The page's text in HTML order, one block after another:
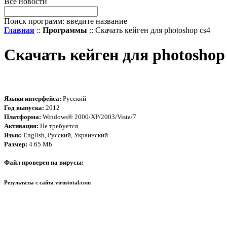
Поиск программ: введите название
Главная :: Программы :: Скачать кейген для photoshop cs4
Скачать кейген для photoshop
Языки интерфейса: Русский
Год выпуска: 2012
Платформа: Windows® 2000/XP/2003/Vista/7
Активация: Не требуется
Язык: English, Русский, Украинский
Размер: 4.65 Mb
Файл проверен на вирусы:
Результаты с сайта virustotal.com